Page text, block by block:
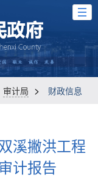
审计局 > 财政信息
溪撇洪工程
计报告